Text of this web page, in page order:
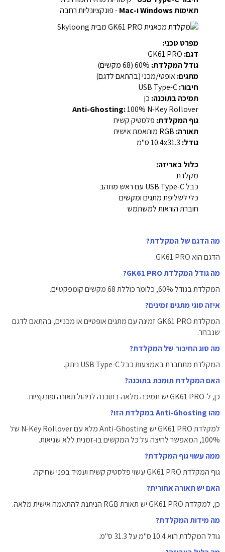
תאימות Windows ו-Mac
- פונקציונליות רחבה
מפרט טכני:
דגם:
גודל המקלדת:
מתגים:אופטי/מכני (בהתאם לדגם)
חיבור:
תמיכה בתוכנה: כן
Anti-Ghosting:100% N-Key Rollover
גוף המקלדת: פלסטיק קשיח
תאורה:
גודל:
כלול באריזה:
מקלדת
כבל USB Type-C עם ראש מוזהב
כלי לשליפת מתגים ומקשים
חוברת הוראות למשתמש
מה הדגם של המקלדת?
הדגם הוא GK61 PRO.
מה גודל המקלדת GK61 PRO?
המקלדת בגודל 60%, כלומר כוללת 68 מקשים קומפקטיים.
איזה סוגי מתגים זמינים?
המקלדת GK61 PRO זמינה עם מתגים אופטיים או מכניים, בהתאם לדגם
שנבחר.
מה סוג החיבור של המקלדת?
המקלדת מתחברת באמצעות כבל USB Type-C ניתק.
האם המקלדת תומכת בתוכנה?
כן, ל-GK61 PRO יש תמיכה מלאה בתוכנה לניהול תאורה ופונקציות.
מהו Anti-Ghosting במקלדת הזו?
למקלדת GK61 PRO יש Anti-Ghosting מלא עם N-Key Rollover של
100%, המאפשר לחיצה על כל המקשים בו-זמנית ללא שגיאות.
ממה עשוי גוף המקלדת?
גוף המקלדת GK61 PRO עשוי פלסטיק קשיח ועמיד בפני שחיקה.
האם יש תאורה אחורית?
כן, למקלדת GK61 PRO יש תאורת RGB הניתנת להתאמה אישית מלאה.
מה מידות המקלדת?
גודל המקלדת הוא 10.4 ס"מ על 31.3 ס"מ.